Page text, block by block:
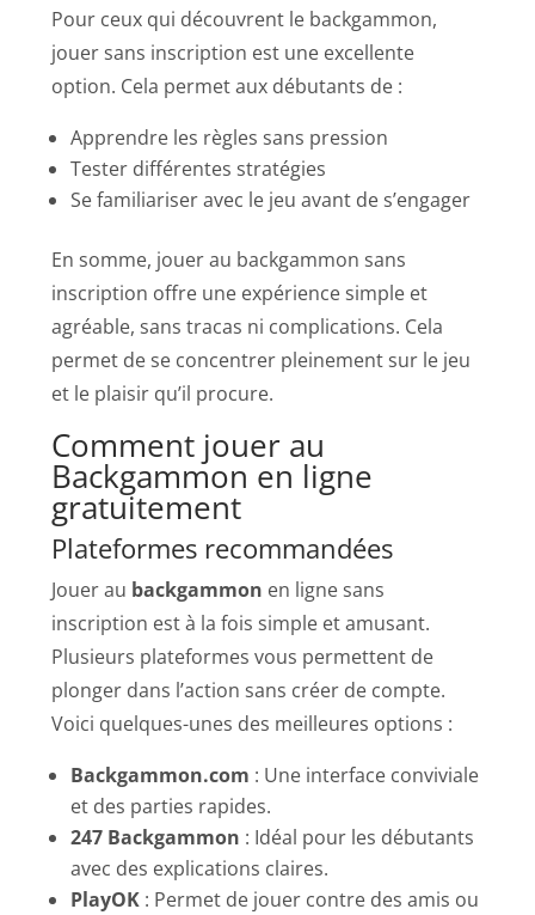
Pour ceux qui découvrent le backgammon,
jouer sans inscription est une excellente
option. Cela permet aux débutants de :
Apprendre les règles sans pression
Tester différentes stratégies
Se familiariser avec le jeu avant de s’engager
En somme, jouer au backgammon sans
inscription offre une expérience simple et
agréable, sans tracas ni complications. Cela
permet de se concentrer pleinement sur le jeu
et le plaisir qu’il procure.
Comment jouer au
Backgammon en ligne
gratuitement
Plateformes recommandées
Jouer au backgammon en ligne sans
inscription est à la fois simple et amusant.
Plusieurs plateformes vous permettent de
plonger dans l’action sans créer de compte.
Voici quelques-unes des meilleures options :
Backgammon.com : Une interface conviviale
et des parties rapides.
247 Backgammon : Idéal pour les débutants
avec des explications claires.
PlayOK : Permet de jouer contre des amis ou